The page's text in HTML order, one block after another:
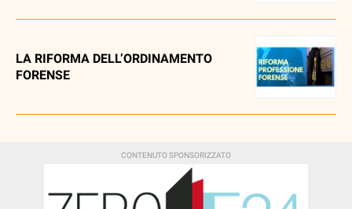
LA RIFORMA DELL’ORDINAMENTO
FORENSE